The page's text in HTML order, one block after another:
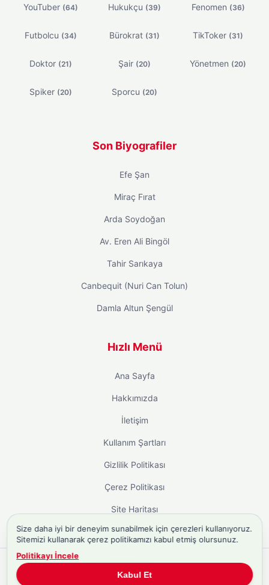
YouTuber (64) Hukukçu (39) Fenomen (36)
Futbolcu (34) Bürokrat (31) TikToker (31)
Doktor (21) Şair (20) Yönetmen (20)
Spiker (20) Sporcu (20)
Son Biyografiler
Efe Şan
Miraç Fırat
Arda Soydoğan
Av. Eren Ali Bingöl
Tahir Sarıkaya
Canbequit (Nuri Can Tolun)
Damla Altun Şengül
Hızlı Menü
Ana Sayfa
Hakkımızda
İletişim
Kullanım Şartları
Gizlilik Politikası
Çerez Politikası
Site Haritası
Türkiye'ninBiyografi Sitesi
Size daha iyi bir deneyim sunabilmek için çerezleri kullanıyoruz.
Sitemizi kullanarak çerez politikamızı kabul etmiş olursunuz.
Politikayı İncele
Kabul Et